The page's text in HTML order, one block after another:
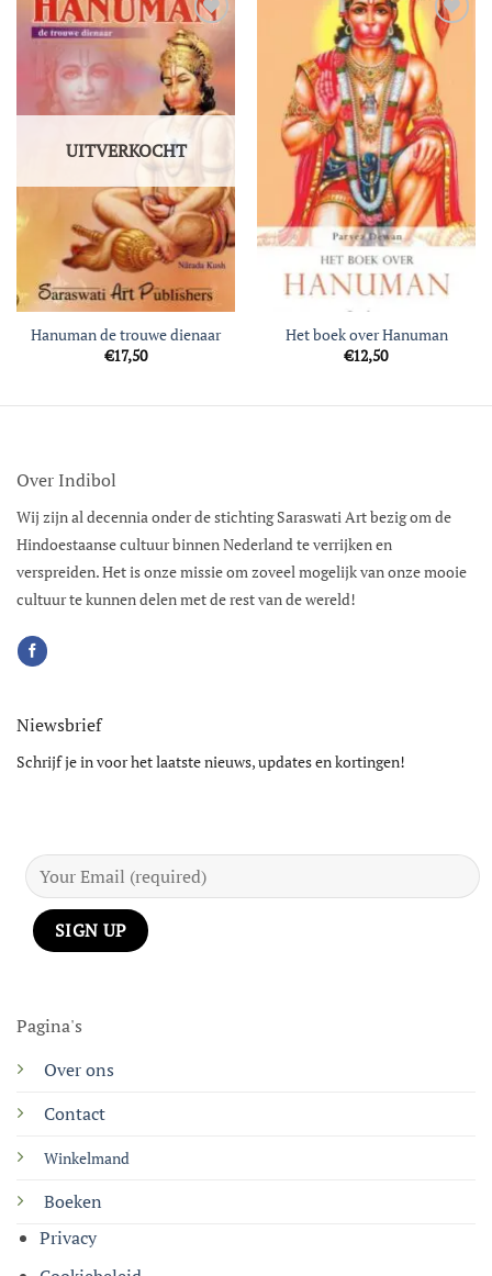
Toevoegen
aan
verlanglijst
UITVERKOCHT
Hanuman de trouwe dienaar
€17,50
Toevoegen
aan
verlanglijst
Het boek over Hanuman
€12,50
Over Indibol
Wij zijn al decennia onder de stichting Saraswati Art bezig om de
Hindoestaanse cultuur binnen Nederland te verrijken en
verspreiden. Het is onze missie om zoveel mogelijk van onze mooie
cultuur te kunnen delen met de rest van de wereld!
Pagina's
Over ons
Contact
Winkelmand
Boeken
Privacy
Niewsbrief
Schrijf je in voor het laatste nieuws, updates en kortingen!